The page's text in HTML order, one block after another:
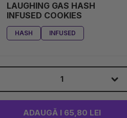
LAUGHING GAS HASH
INFUSED COOKIES
HASH INFUSED
1
ADAUGĂ I 65,80 LEI